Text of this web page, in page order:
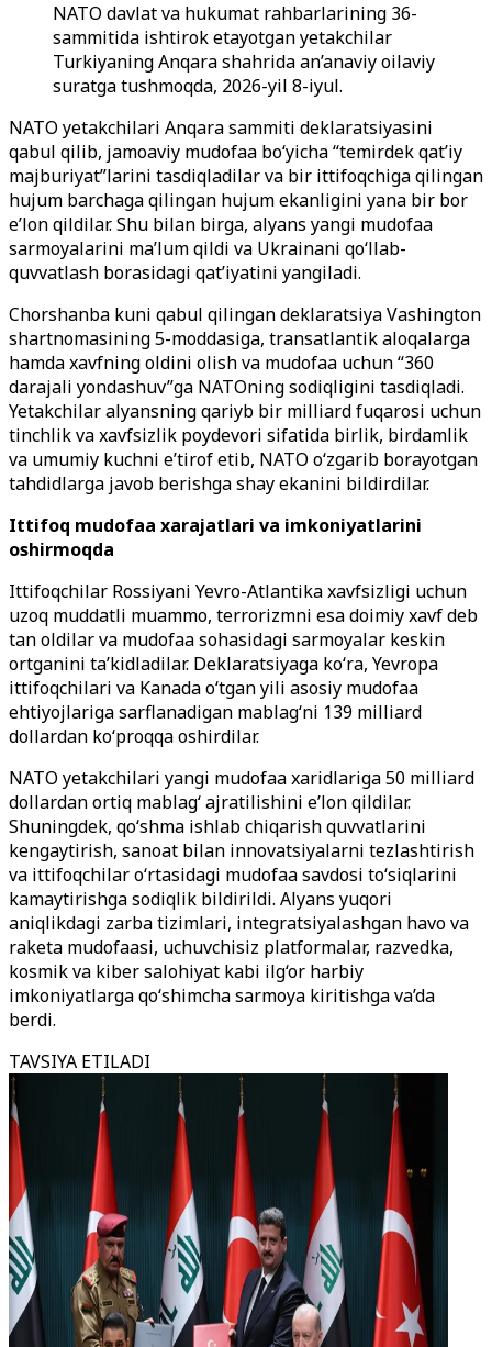
NATO davlat va hukumat rahbarlarining 36-
sammitida ishtirok etayotgan yetakchilar
Turkiyaning Anqara shahrida an’anaviy oilaviy
suratga tushmoqda, 2026-yil 8-iyul.
NATO yetakchilari Anqara sammiti deklaratsiyasini
qabul qilib, jamoaviy mudofaa bo‘yicha “temirdek qat’iy
majburiyat”larini tasdiqladilar va bir ittifoqchiga qilingan
hujum barchaga qilingan hujum ekanligini yana bir bor
e’lon qildilar. Shu bilan birga, alyans yangi mudofaa
sarmoyalarini ma’lum qildi va Ukrainani qo‘llab-
quvvatlash borasidagi qat’iyatini yangiladi.
Chorshanba kuni qabul qilingan deklaratsiya Vashington
shartnomasining 5-moddasiga, transatlantik aloqalarga
hamda xavfning oldini olish va mudofaa uchun “360
darajali yondashuv”ga NATOning sodiqligini tasdiqladi.
Yetakchilar alyansning qariyb bir milliard fuqarosi uchun
tinchlik va xavfsizlik poydevori sifatida birlik, birdamlik
va umumiy kuchni e’tirof etib, NATO o‘zgarib borayotgan
tahdidlarga javob berishga shay ekanini bildirdilar.
Ittifoq mudofaa xarajatlari va imkoniyatlarini
oshirmoqda
Ittifoqchilar Rossiyani Yevro-Atlantika xavfsizligi uchun
uzoq muddatli muammo, terrorizmni esa doimiy xavf deb
tan oldilar va mudofaa sohasidagi sarmoyalar keskin
ortganini ta’kidladilar. Deklaratsiyaga ko‘ra, Yevropa
ittifoqchilari va Kanada o‘tgan yili asosiy mudofaa
ehtiyojlariga sarflanadigan mablag‘ni 139 milliard
dollardan ko‘proqqa oshirdilar.
NATO yetakchilari yangi mudofaa xaridlariga 50 milliard
dollardan ortiq mablag‘ ajratilishini e’lon qildilar.
Shuningdek, qo‘shma ishlab chiqarish quvvatlarini
kengaytirish, sanoat bilan innovatsiyalarni tezlashtirish
va ittifoqchilar o‘rtasidagi mudofaa savdosi to‘siqlarini
kamaytirishga sodiqlik bildirildi. Alyans yuqori
aniqlikdagi zarba tizimlari, integratsiyalashgan havo va
raketa mudofaasi, uchuvchisiz platformalar, razvedka,
kosmik va kiber salohiyat kabi ilg‘or harbiy
imkoniyatlarga qo‘shimcha sarmoya kiritishga va’da
berdi.
TAVSIYA ETILADI